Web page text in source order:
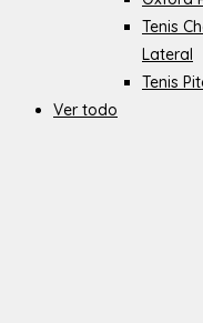
Tenis
Lateral
Tenis
Ver todo